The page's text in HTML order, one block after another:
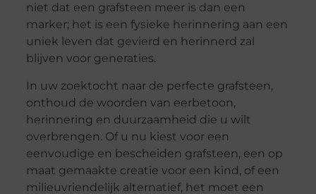
niet dat een grafsteen meer is dan een
marker; het is een fysieke herinnering aan een
uniek leven dat gevierd en herinnerd zal
blijven voor generaties.
In uw zoektocht naar de perfecte grafsteen,
onthoud de woorden van eerbetoon,
herinnering en duurzaamheid die u wilt
overbrengen. Of u nu kiest voor een
eenvoudige en bescheiden grafsteen, een op
maat gemaakte creatie voor een kind, of een
milieuvriendelijk alternatief, het moet een